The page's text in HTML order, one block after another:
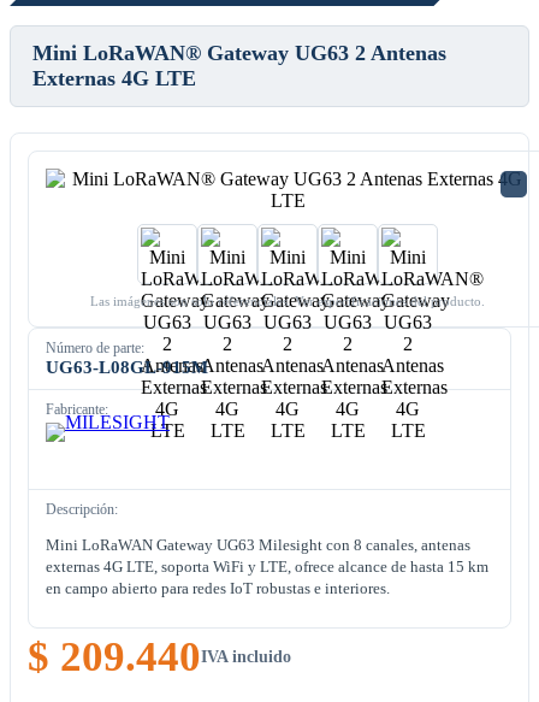
Mini LoRaWAN® Gateway UG63 2 Antenas
Externas 4G LTE
Las imágenes son solo referenciales. Ver especificaciones del producto.
Número de parte:
UG63-L08GL-915M
Fabricante:
Descripción:
Mini LoRaWAN Gateway UG63 Milesight con 8 canales, antenas
externas 4G LTE, soporta WiFi y LTE, ofrece alcance de hasta 15 km
en campo abierto para redes IoT robustas e interiores.
$ 209.440IVA incluido